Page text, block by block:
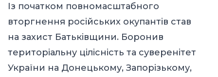
Із початком повномасштабного
вторгнення російських окупантів став
на захист Батьківщини. Боронив
територіальну цілісність та суверенітет
України на Донецькому, Запорізькому,